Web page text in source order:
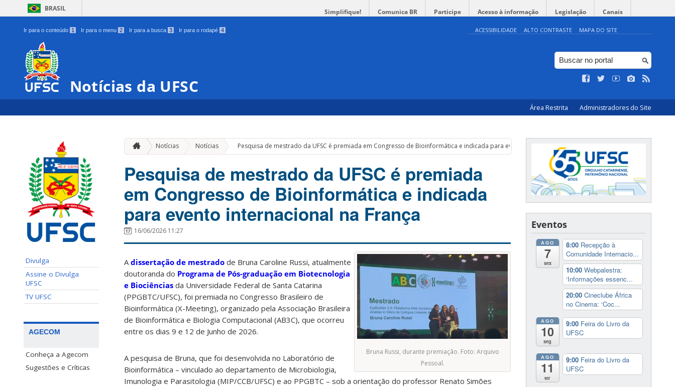
BRASIL Simplifique! Comunica BR Participe Acesso à informação Legislação Canais
Ir para o conteúdo 1 Ir para o menu 2 Ir para a busca 3 Ir para o rodapé 4 ACESSIBILIDADE ALTO CONTRASTE MAPA DO SITE
Notícias da UFSC
Área Restrita Administradores do Site
Divulga
Assine o Divulga
UFSC
TV UFSC
AGECOM
Conheça a Agecom
Sugestões e Críticas
Notícias Notícias » Pesquisa de mestrado da UFSC é premiada em Congresso de Bioinformática e indicada para evento internacional na França
Pesquisa de mestrado da UFSC é premiada
em Congresso de Bioinformática e indicada
para evento internacional na França
16/06/2026 11:27
Bruna Russi, durante premiação. Foto: Arquivo
Pessoal.
Adissertação de mestrado de Bruna Caroline Russi, atualmente
doutoranda do Programa de Pós-graduação em Biotecnologia
e Biociências da Universidade Federal de Santa Catarina
(PPGBTC/UFSC), foi premiada no Congresso Brasileiro de
Bioinformática (X-Meeting), organizado pela Associação Brasileira
de Bioinformática e Biologia Computacional (AB3C), que ocorreu
entre os dias 9 e 12 de Junho de 2026.
A pesquisa de Bruna, que foi desenvolvida no Laboratório de
Bioinformática – vinculado ao departamento de Microbiologia,
Imunologia e Parasitologia (MIP/CCB/UFSC) e ao PPGBTC – sob a orientação do professor Renato Simões
Eventos
AGO
7
sex
8:00 Recepção à
Comunidade Internacio...
10:00 Webpalestra:
‘Informações essenc...
20:00 Cineclube África
no Cinema: ‘Coc...
AGO
10
seg
9:00 Feira do Livro da
UFSC
AGO
11
ter
9:00 Feira do Livro da
UFSC